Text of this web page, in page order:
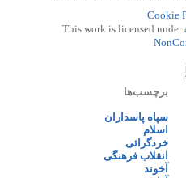
Cookie
This work is licensed under
برچسب‌ها
سپاه پاسداران
اسلام
خردگرائی
انقلاب فرهنگی
آخوند